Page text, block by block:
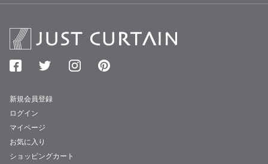
新規会員登録
ログイン
マイページ
お気に入り
ショッピングカート